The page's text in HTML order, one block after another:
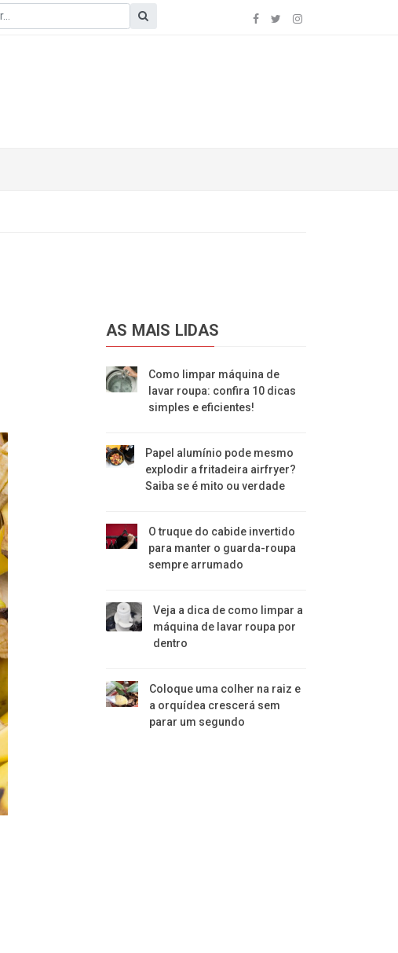
AS MAIS LIDAS
Como limpar máquina de
lavar roupa: confira 10 dicas
simples e eficientes!
Papel alumínio pode mesmo
explodir a fritadeira airfryer?
Saiba se é mito ou verdade
O truque do cabide invertido
para manter o guarda-roupa
sempre arrumado
Veja a dica de como limpar a
máquina de lavar roupa por
dentro
Coloque uma colher na raiz e
a orquídea crescerá sem
parar um segundo